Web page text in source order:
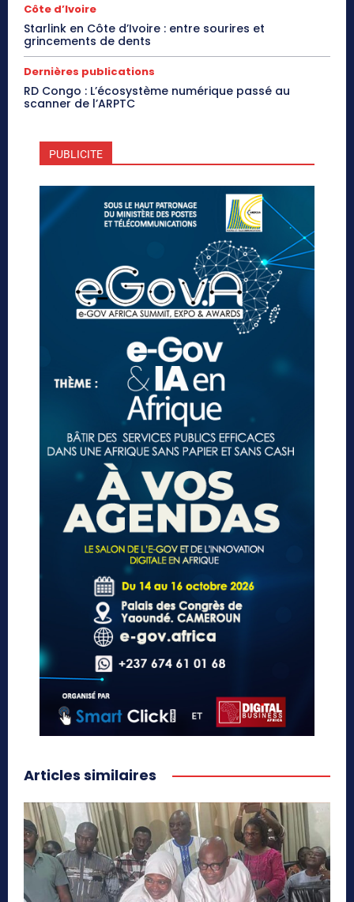
Côte d’Ivoire
Starlink en Côte d’Ivoire : entre sourires et
grincements de dents
Dernières publications
RD Congo : L’écosystème numérique passé au
scanner de l’ARPTC
PUBLICITE
Articles similaires